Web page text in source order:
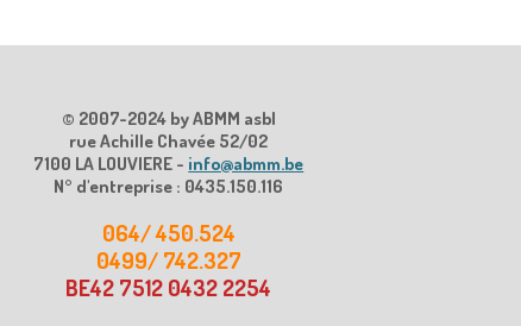
© 2007-2024 by ABMM asbl
rue Achille Chavée 52/02
7100 LA LOUVIERE - info@abmm.be
N° d'entreprise : 0435.150.116
064/ 450.524
0499/ 742.327
BE42 7512 0432 2254